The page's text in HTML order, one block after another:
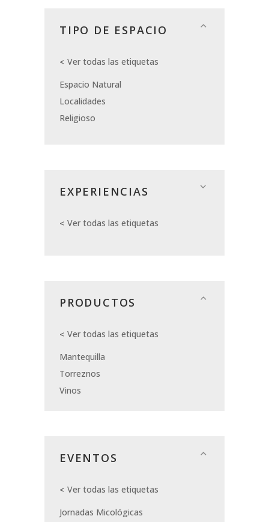
TIPO DE ESPACIO
Ver todas las etiquetas
Espacio Natural
Localidades
Religioso
EXPERIENCIAS
Ver todas las etiquetas
PRODUCTOS
Ver todas las etiquetas
Mantequilla
Torreznos
Vinos
EVENTOS
Ver todas las etiquetas
Jornadas Micológicas